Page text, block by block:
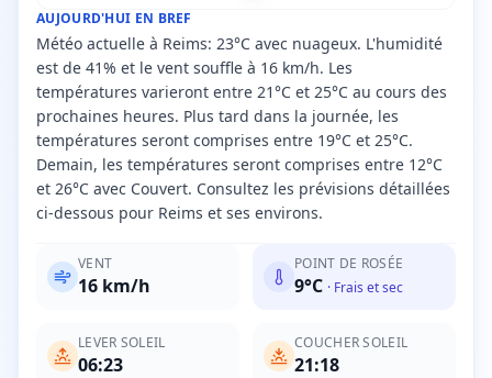
AUJOURD'HUI EN BREF
Météo actuelle à Reims: 23°C avec nuageux. L'humidité
est de 41% et le vent souffle à 16 km/h. Les
températures varieront entre 21°C et 25°C au cours des
prochaines heures. Plus tard dans la journée, les
températures seront comprises entre 19°C et 25°C.
Demain, les températures seront comprises entre 12°C
et 26°C avec Couvert. Consultez les prévisions détaillées
ci-dessous pour Reims et ses environs.
VENT
16 km/h
POINT DE ROSÉE
9°C · Frais et sec
LEVER SOLEIL
06:23
COUCHER SOLEIL
21:18